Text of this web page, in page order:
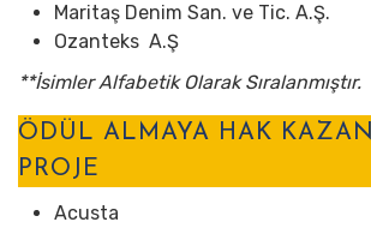
Maritaş Denim San. ve Tic. A.Ş.
Ozanteks A.Ş
**İsimler Alfabetik Olarak Sıralanmıştır.
ÖDÜL ALMAYA HAK
PROJE
Acusta